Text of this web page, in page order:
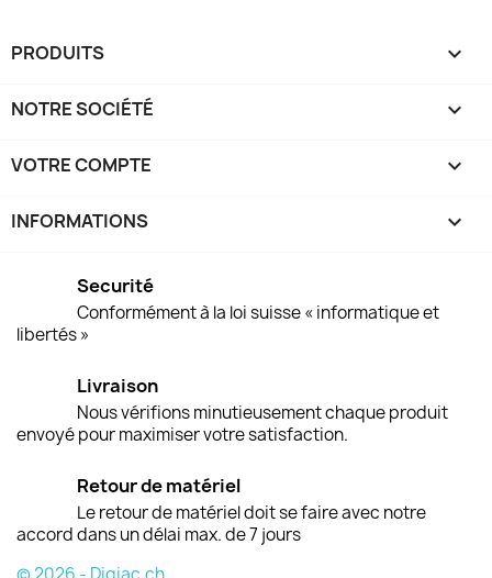
PRODUITS 
NOTRE SOCIÉTÉ 
VOTRE COMPTE 
INFORMATIONS keyboard_arrow_down
Securité
Conformément à la loi suisse « informatique et
libertés »
Livraison
Nous vérifions minutieusement chaque produit
envoyé pour maximiser votre satisfaction.
Retour de matériel
Le retour de matériel doit se faire avec notre
accord dans un délai max. de 7 jours